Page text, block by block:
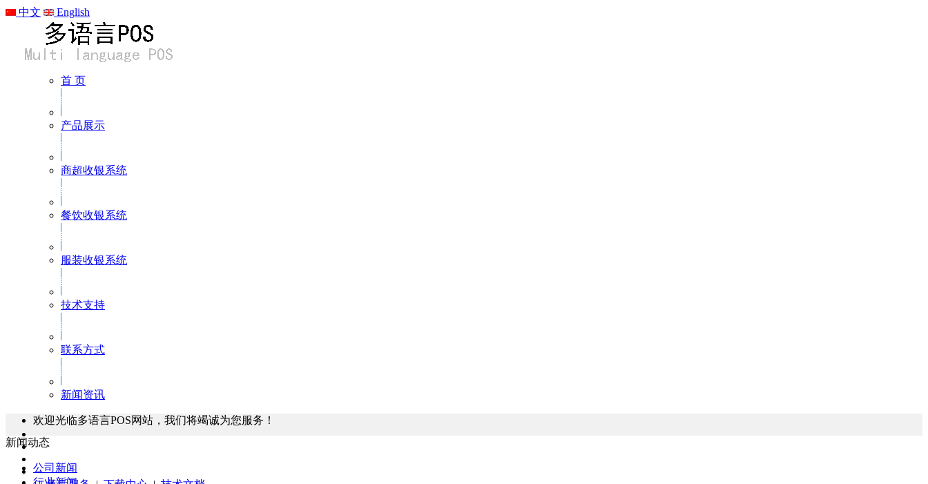
中文 English
首 页
产品展示
商超收银系统
餐饮收银系统
服装收银系统
技术支持
联系方式
新闻资讯
欢迎光临多语言POS网站，我们将竭诚为您服务！
新闻动态
公司新闻